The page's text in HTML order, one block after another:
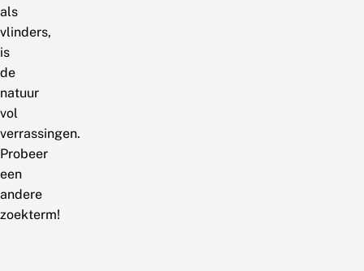
als
vlinders,
is
de
natuur
vol
verrassingen.
Probeer
een
andere
zoekterm!